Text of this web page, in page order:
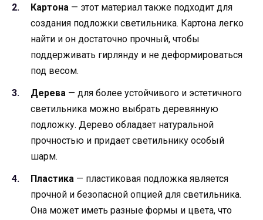
Картона — этот материал также подходит для
создания подложки светильника. Картона легко
найти и он достаточно прочный, чтобы
поддерживать гирлянду и не деформироваться
под весом.
Дерева — для более устойчивого и эстетичного
светильника можно выбрать деревянную
подложку. Дерево обладает натуральной
прочностью и придает светильнику особый
шарм.
Пластика — пластиковая подложка является
прочной и безопасной опцией для светильника.
Она может иметь разные формы и цвета, что